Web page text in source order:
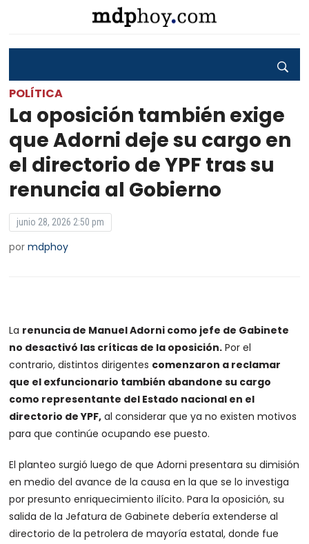
POLÍTICA
La oposición también exige
que Adorni deje su cargo en
el directorio de YPF tras su
renuncia al Gobierno
junio 28, 2026 2:50 pm
pormdphoy
La renuncia de Manuel Adorni como jefe de Gabinete
no desactivó las críticas de la oposición. Por el
contrario, distintos dirigentes comenzaron a reclamar
que el exfuncionario también abandone su cargo
como representante del Estado nacional en el
directorio de YPF, al considerar que ya no existen motivos
para que continúe ocupando ese puesto.
El planteo surgió luego de que Adorni presentara su dimisión
en medio del avance de la causa en la que se lo investiga
por presunto enriquecimiento ilícito. Para la oposición, su
salida de la Jefatura de Gabinete debería extenderse al
directorio de la petrolera de mayoría estatal, donde fue